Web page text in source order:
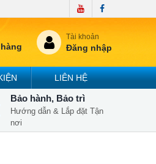
Tài khoản
Đăng nhập
LIÊN HỆ
Bảo hành, Bảo trì
Hướng dẫn & Lắp đặt Tận
nơi